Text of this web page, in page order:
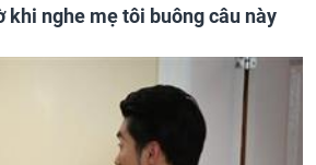
khi nghe mẹ tôi buông câu này